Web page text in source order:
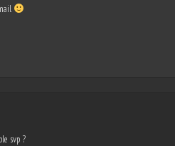
svp ?